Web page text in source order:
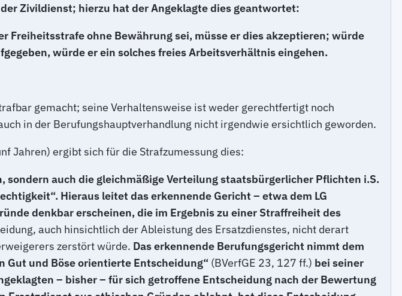
Zivildienst; hierzu hat der Angeklagte dies geantwortet:
Freiheitsstrafe ohne Bewährung sei, müsse er dies akzeptieren; würde
würde er ein solches freies Arbeitsverhältnis eingehen.
gemacht; seine Verhaltensweise ist weder gerechtfertigt noch
in der Berufungshauptverhandlung nicht irgendwie ersichtlich geworden.
Jahren) ergibt sich für die Strafzumessung dies:
auch die gleichmäßige Verteilung staatsbürgerlicher Pflichten i.S.
Hieraus leitet das erkennende Gericht – etwa dem LG
denkbar erscheinen, die im Ergebnis zu einer Straffreiheit des
auch hinsichtlich der Ableistung des Ersatzdienstes, nicht derart
zerstört würde. Das erkennende Berufungsgericht nimmt dem
Gut und Böse orientierte Entscheidung“ (BVerfGE 23, 127 ff.) bei seiner
– bisher – für sich getroffene Entscheidung nach der Bewertung